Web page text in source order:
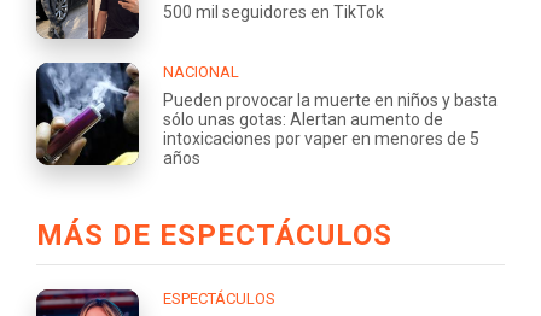
500 mil seguidores en TikTok
NACIONAL
Pueden provocar la muerte en niños y basta
sólo unas gotas: Alertan aumento de
intoxicaciones por vaper en menores de 5
años
MÁS DE ESPECTÁCULOS
ESPECTÁCULOS